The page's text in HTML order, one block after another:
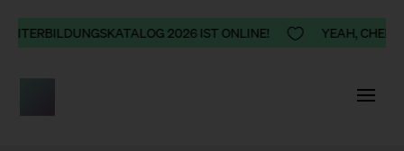
2026 IST ONLINE!  YEAH,